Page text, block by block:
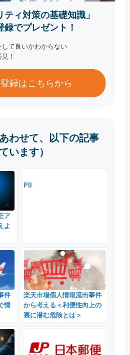
ィ対策の基礎知識」
録でプレゼント！
て良いかわからない
！
録はこちらから
わせて、以下の記事
います）
ア
よ
PII
件
情
楽天市場個人情報流出事件
から考える＜利便性向上の
裏に潜む危険とは＞